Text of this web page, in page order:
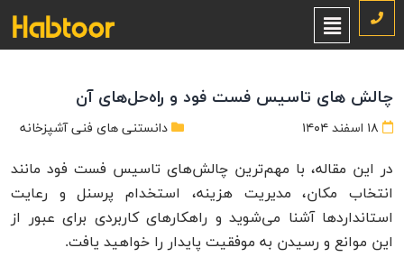
چالش های تاسیس فست فود و راه‌حل‌های آن
۱۸ اسفند ۱۴۰۴ دانستنی های فنی آشپزخانه
در این مقاله، با مهم‌ترین چالش‌های تاسیس فست فود مانند
انتخاب مکان، مدیریت هزینه، استخدام پرسنل و رعایت
استانداردها آشنا می‌شوید و راهکارهای کاربردی برای عبور از
این موانع و رسیدن به موفقیت پایدار را خواهید یافت.